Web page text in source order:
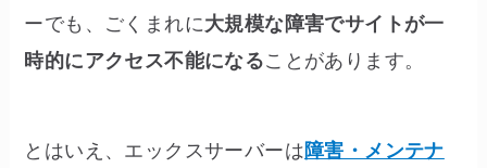
ーでも、ごくまれに大規模な障害でサイトが一
時的にアクセス不能になることがあります。
とはいえ、エックスサーバーは障害・メンテナ